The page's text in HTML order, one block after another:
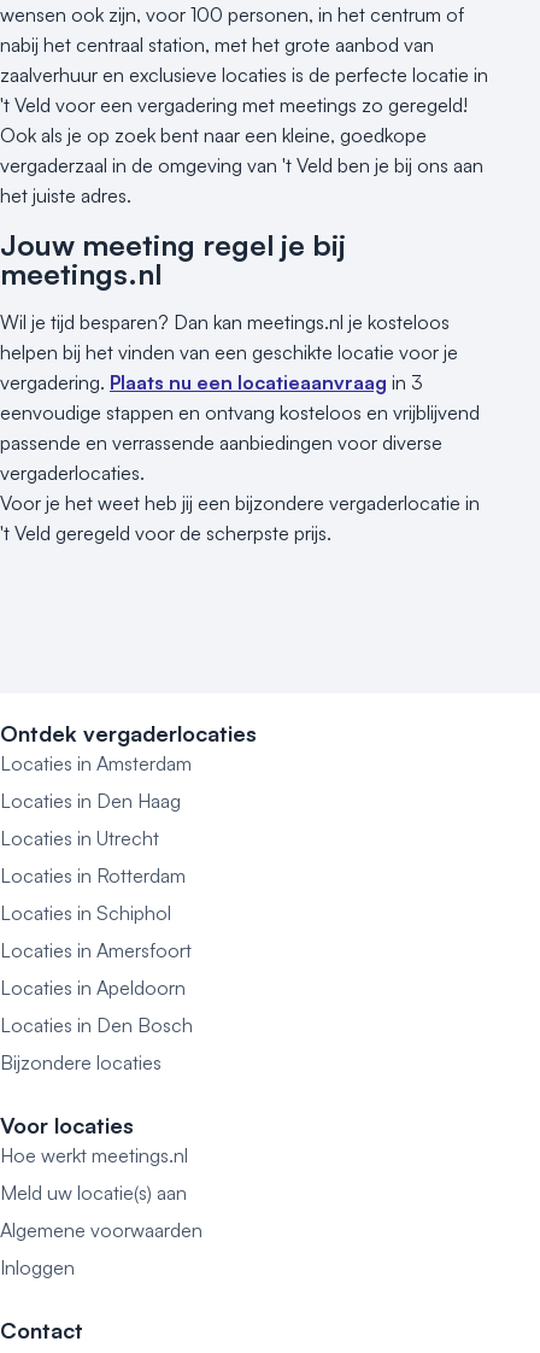
wensen ook zijn, voor 100 personen, in het centrum of
nabij het centraal station, met het grote aanbod van
zaalverhuur en exclusieve locaties is de perfecte locatie in
't Veld voor een vergadering met meetings zo geregeld!
Ook als je op zoek bent naar een kleine, goedkope
vergaderzaal in de omgeving van 't Veld ben je bij ons aan
het juiste adres.
Jouw meeting regel je bij
meetings.nl
Wil je tijd besparen? Dan kan meetings.nl je kosteloos
helpen bij het vinden van een geschikte locatie voor je
vergadering. Plaats nu een locatieaanvraag in 3
eenvoudige stappen en ontvang kosteloos en vrijblijvend
passende en verrassende aanbiedingen voor diverse
vergaderlocaties.
Voor je het weet heb jij een bijzondere vergaderlocatie in
't Veld geregeld voor de scherpste prijs.
Ontdek vergaderlocaties
Locaties in Amsterdam
Locaties in Den Haag
Locaties in Utrecht
Locaties in Rotterdam
Locaties in Schiphol
Locaties in Amersfoort
Locaties in Apeldoorn
Locaties in Den Bosch
Bijzondere locaties
Voor locaties
Hoe werkt meetings.nl
Meld uw locatie(s) aan
Algemene voorwaarden
Inloggen
Contact